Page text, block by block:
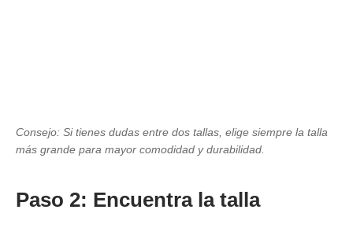
Consejo: Si tienes dudas entre dos tallas, elige siempre la talla
más grande para mayor comodidad y durabilidad.
Paso 2: Encuentra la talla